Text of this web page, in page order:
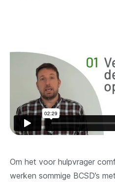
Om het voor hulpvrager
werken sommige BCSD’s